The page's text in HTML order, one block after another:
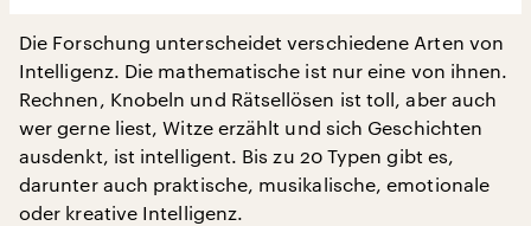
Die Forschung unterscheidet verschiedene Arten von
Intelligenz. Die mathematische ist nur eine von ihnen.
Rechnen, Knobeln und Rätsellösen ist toll, aber auch
wer gerne liest, Witze erzählt und sich Geschichten
ausdenkt, ist intelligent. Bis zu 20 Typen gibt es,
darunter auch praktische, musikalische, emotionale
oder kreative Intelligenz.